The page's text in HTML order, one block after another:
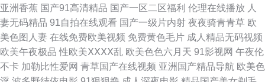
名称 青青草视频人人干 色综合福利导航 婷婷色黑料91 91福利视频网 国产精
品良家 久久嫩草精品久久 91精品论坛 97超碰qv 超碰人妻人人搞 福利社大
亚洲香蕉 国产91高清精品 国产一区二区福利 伦理在线播放 人
妻无码精品 91自拍在线观看 国产一级片内射 夜夜骑青青草 欧
美色图人妻 在线免费欧美视频 免费黄色毛片 成人精品无码视频
欧美午夜极品 性欧美ⅩⅩⅩⅩ乱 欧美色色六月天 91影视网 午夜伦
不卡 加勒比性爱网 青草国产在线视频 亚洲国产精品导航 欧美色